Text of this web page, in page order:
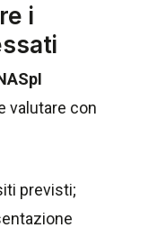
i
valutare con
previsti;